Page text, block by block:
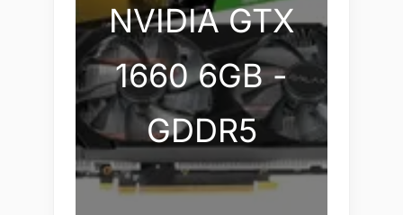
NVIDIA GTX
1660 6GB -
GDDR5